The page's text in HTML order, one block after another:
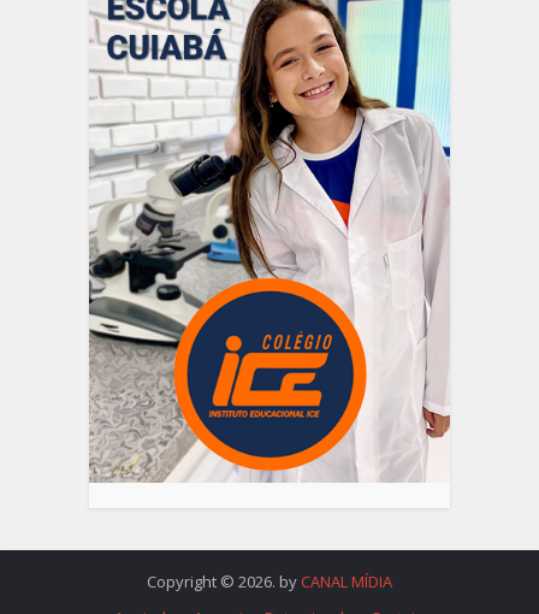
Copyright © 2026. by CANAL MÍDIA